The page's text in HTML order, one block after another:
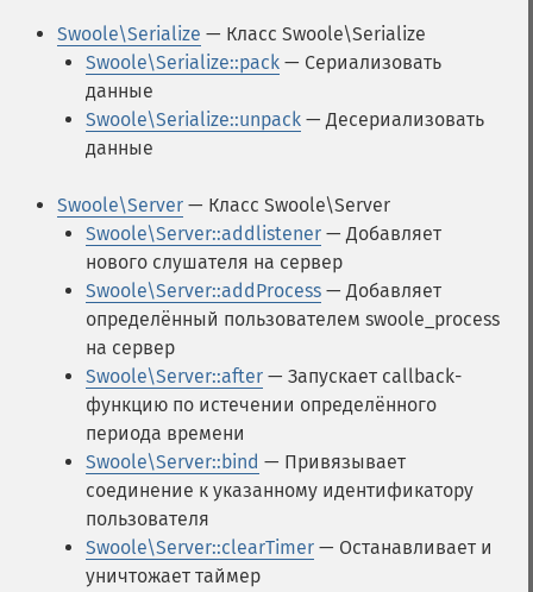
Swoole\Serialize — Класс Swoole\Serialize
Swoole\Serialize::pack — Сериализовать
данные
Swoole\Serialize::unpack — Десериализовать
данные
Swoole\Server — Класс Swoole\Server
Swoole\Server::addlistener — Добавляет
нового слушателя на сервер
Swoole\Server::addProcess — Добавляет
определённый пользователем swoole_process
на сервер
Swoole\Server::after — Запускает callback-
функцию по истечении определённого
периода времени
Swoole\Server::bind — Привязывает
соединение к указанному идентификатору
пользователя
Swoole\Server::clearTimer — Останавливает и
уничтожает таймер